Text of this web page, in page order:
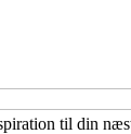
til din